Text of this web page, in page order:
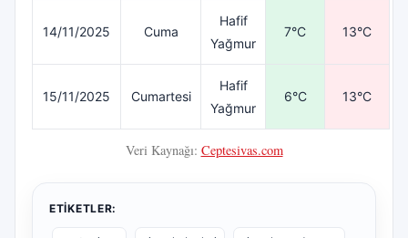
14/11/2025 Cuma
Hafif
Yağmur
7°C 13°C
15/11/2025 Cumartesi
Hafif
Yağmur
6°C 13°C
Veri Kaynağı: Ceptesivas.com
ETIKETLER: